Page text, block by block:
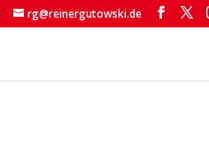
rg@reinergutowski.de